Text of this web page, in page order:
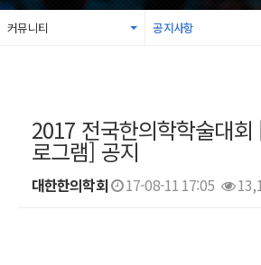
커뮤니티 공지사항
2017 전국한의학학술대
로그램] 공지
대한한의학회 17-08-11 17:05